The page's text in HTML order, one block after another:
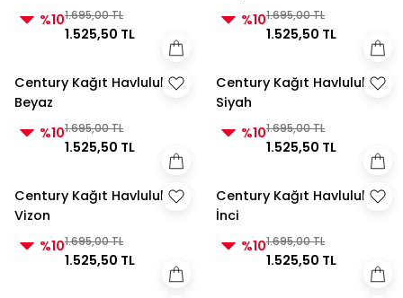
%101.695,00 TL
1.525,50 TL
%101.695,00 TL
1.525,50 TL
Century Kağıt Havluluk
Beyaz
%101.695,00 TL
1.525,50 TL
Century Kağıt Havluluk
Siyah
%101.695,00 TL
1.525,50 TL
Century Kağıt Havluluk
Vizon
%101.695,00 TL
1.525,50 TL
Century Kağıt Havluluk
İnci
%101.695,00 TL
1.525,50 TL